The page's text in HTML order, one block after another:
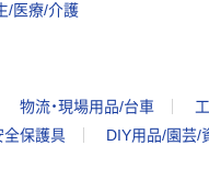
/医療/介護
物流・現場用品/台車
保護具
DIY用品/園芸/